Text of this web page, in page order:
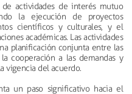
actividades de interés mutuo
la ejecución de proyectos
científicos y culturales, y el
académicas. Las actividades
planificación conjunta entre las
cooperación a las demandas y
vigencia del acuerdo.
un paso significativo hacia el